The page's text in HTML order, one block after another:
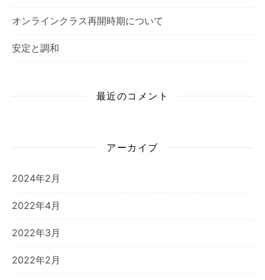
オンラインクラス再開時期について
安定と調和
最近のコメント
アーカイブ
2024年2月
2022年4月
2022年3月
2022年2月